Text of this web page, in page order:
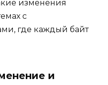
изменения
с
где каждый байт
и